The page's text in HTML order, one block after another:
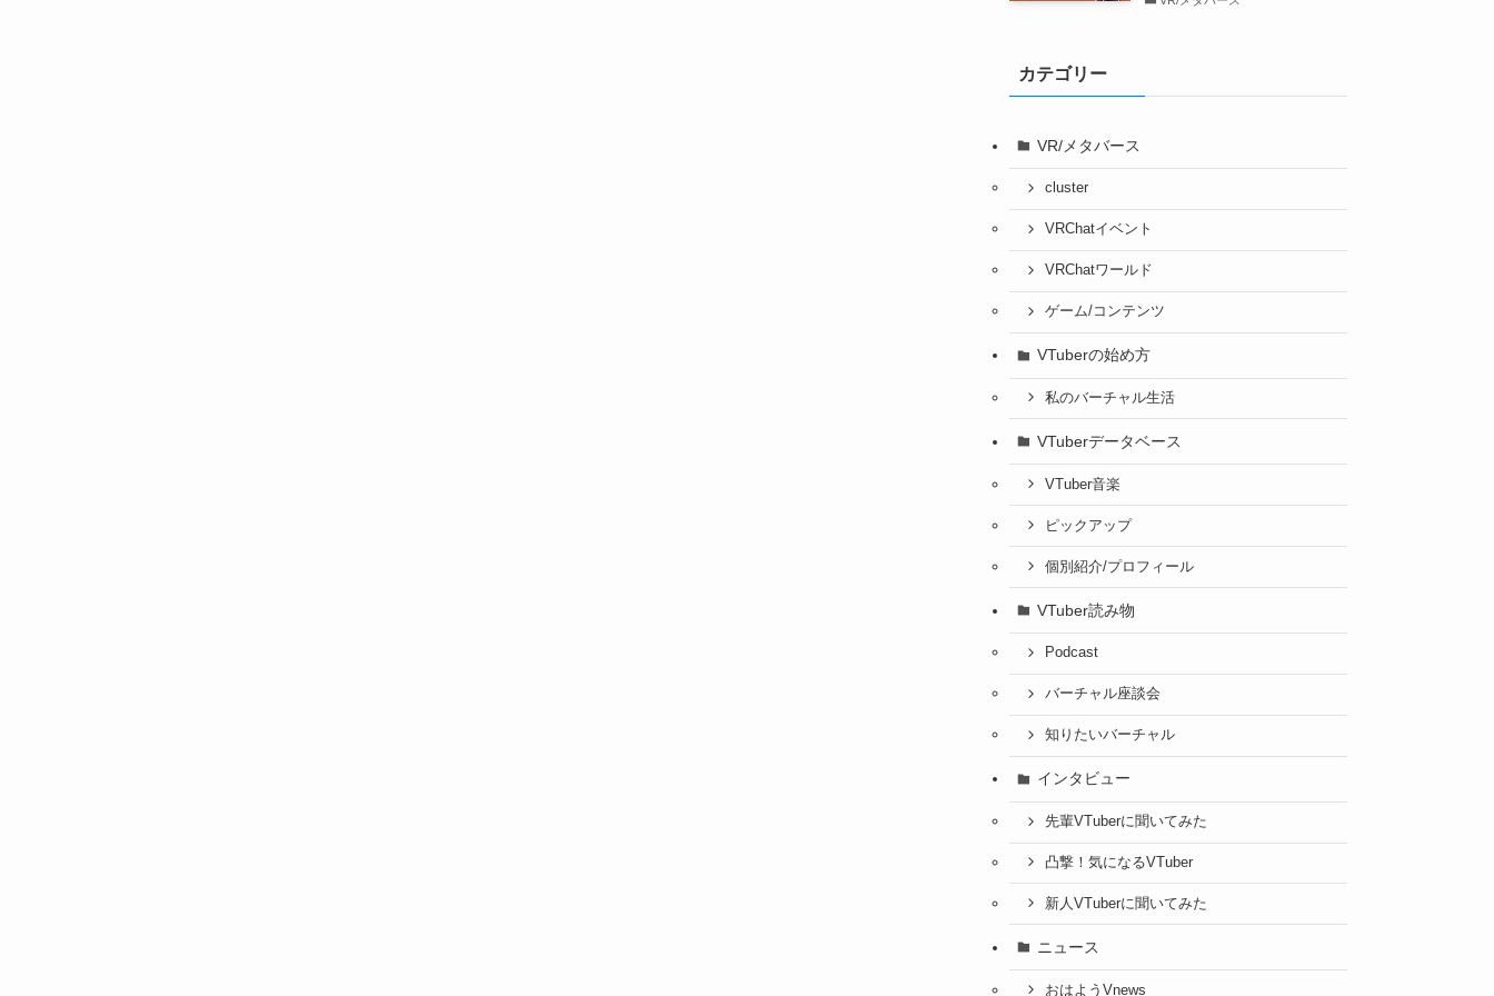
カテゴリー
VR/メタバース
cluster
VRChatイベント
VRChatワールド
ゲーム/コンテンツ
VTuberの始め方
私のバーチャル生活
VTuberデータベース
VTuber音楽
ピックアップ
個別紹介/プロフィール
VTuber読み物
Podcast
バーチャル座談会
知りたいバーチャル
インタビュー
先輩VTuberに聞いてみた
凸撃！気になるVTuber
新人VTuberに聞いてみた
ニュース
おはようVnews